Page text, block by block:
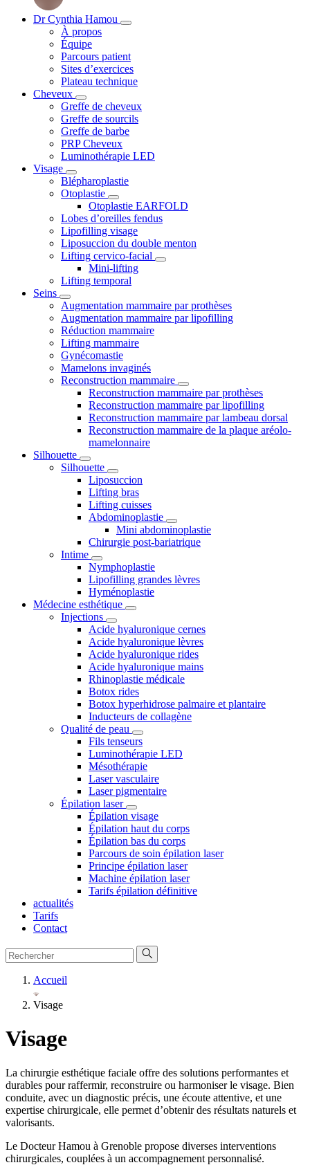
Dr Cynthia Hamou
À propos
Équipe
Parcours patient
Sites d’exercices
Plateau technique
Cheveux
Greffe de cheveux
Greffe de sourcils
Greffe de barbe
PRP Cheveux
Luminothérapie LED
Visage
Blépharoplastie
Otoplastie
Otoplastie EARFOLD
Lobes d’oreilles fendus
Lipofilling visage
Liposuccion du double menton
Lifting cervico-facial
Mini-lifting
Lifting temporal
Seins
Augmentation mammaire par prothèses
Augmentation mammaire par lipofilling
Réduction mammaire
Lifting mammaire
Gynécomastie
Mamelons invaginés
Reconstruction mammaire
Reconstruction mammaire par prothèses
Reconstruction mammaire par lipofilling
Reconstruction mammaire par lambeau dorsal
Reconstruction mammaire de la plaque aréolo-
mamelonnaire
Silhouette
Silhouette
Liposuccion
Lifting bras
Lifting cuisses
Abdominoplastie
Mini abdominoplastie
Chirurgie post-bariatrique
Intime
Nymphoplastie
Lipofilling grandes lèvres
Hyménoplastie
Médecine esthétique
Injections
Acide hyaluronique cernes
Acide hyaluronique lèvres
Acide hyaluronique rides
Acide hyaluronique mains
Rhinoplastie médicale
Botox rides
Botox hyperhidrose palmaire et plantaire
Inducteurs de collagène
Qualité de peau
Fils tenseurs
Luminothérapie LED
Mésothérapie
Laser vasculaire
Laser pigmentaire
Épilation laser
Épilation visage
Épilation haut du corps
Épilation bas du corps
Parcours de soin épilation laser
Principe épilation laser
Machine épilation laser
Tarifs épilation définitive
actualités
Tarifs
Contact
Accueil
Visage
Visage
La chirurgie esthétique faciale offre des solutions performantes et
durables pour raffermir, reconstruire ou harmoniser le visage. Bien
conduite, avec un diagnostic précis, une écoute attentive, et une
expertise chirurgicale, elle permet d’obtenir des résultats naturels et
valorisants.
Le Docteur Hamou à Grenoble propose diverses interventions
chirurgicales, couplées à un accompagnement personnalisé.